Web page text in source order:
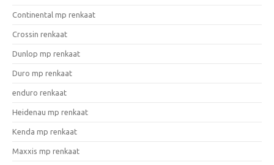
Continental mp renkaat
Crossin renkaat
Dunlop mp renkaat
Duro mp renkaat
enduro renkaat
Heidenau mp renkaat
Kenda mp renkaat
Maxxis mp renkaat